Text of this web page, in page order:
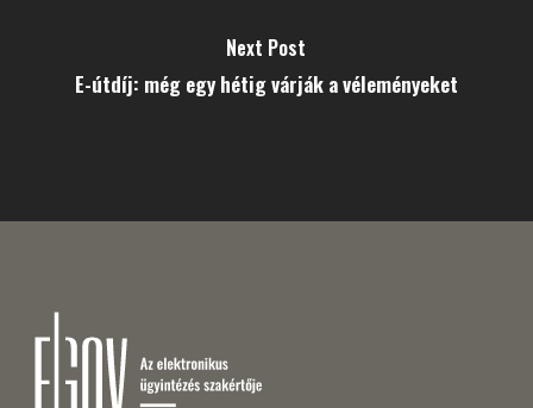
Next Post
E-útdíj: még egy hétig várják a véleményeket